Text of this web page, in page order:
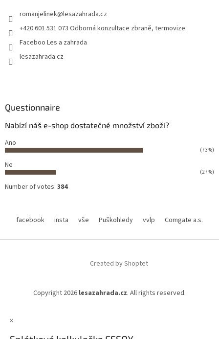
romanjelinek@lesazahrada.cz
+420 601 531 073 Odborná konzultace zbraně, termovize
Faceboo Les a zahrada
lesazahrada.cz
Questionnaire
Nabízí náš e-shop dostatečné množství zboží?
Ano
(73%)
Ne
(27%)
Number of votes: 384
facebook insta vše Puškohledy vvlp Comgate a.s.
Created by Shoptet
Copyright 2026 lesazahrada.cz. All rights reserved.
×